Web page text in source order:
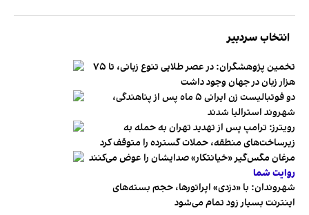
انتخاب سردبیر
تخمین پژوهشگران: در عصر طلایی تنوع زبانی، تا ۷۵
هزار زبان در جهان وجود داشت
دو فوتبالیست زن ایرانی ۵ ماه پس از پناهندگی،
شهروند استرالیا شدند
رویترز: ترامپ پس از تهدید تهران به حمله به
زیرساخت‌های منطقه، حملات گسترده را متوقف کرد
مرغان مگس‌گیر «خیانتکار» صدایشان را عوض می‌کنند
روایت شما
شهروندان:‌ با «دزدی» اپراتورها، حجم بسته‌های
اینترنت بسیار زود تمام می‌شود